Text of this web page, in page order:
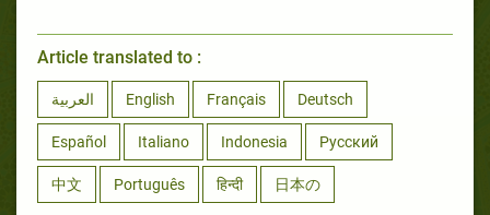
Article translated to :
العربية English Français Deutsch
Español Italiano Indonesia Русский
中文 Português हिन्दी 日本の